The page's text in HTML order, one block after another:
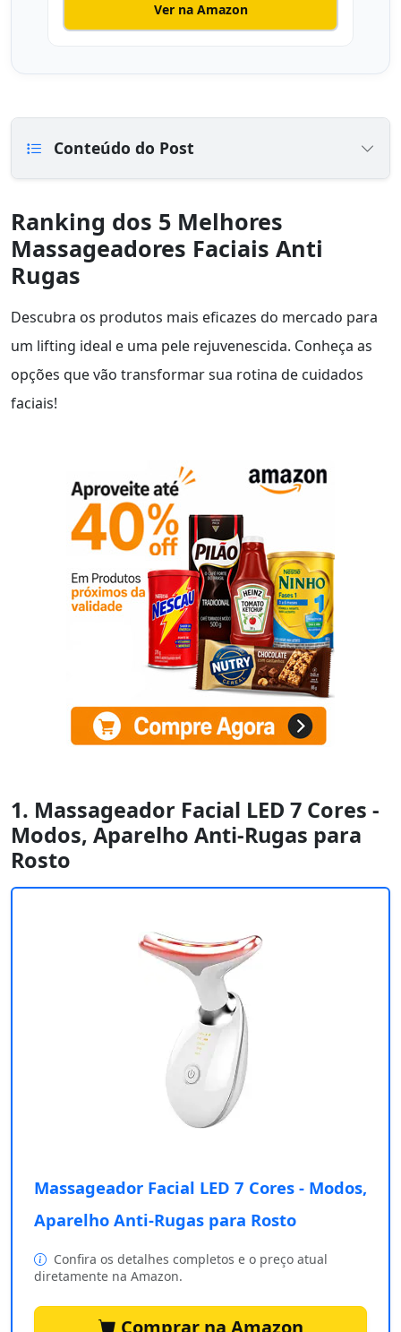
Ver na Amazon
Conteúdo do Post
Ranking dos 5 Melhores
Massageadores Faciais Anti
Rugas
Descubra os produtos mais eficazes do mercado para
um lifting ideal e uma pele rejuvenescida. Conheça as
opções que vão transformar sua rotina de cuidados
faciais!
1. Massageador Facial LED 7 Cores -
Modos, Aparelho Anti-Rugas para
Rosto
Massageador Facial LED 7 Cores - Modos,
Aparelho Anti-Rugas para Rosto
Confira os detalhes completos e o preço atual
diretamente na Amazon.